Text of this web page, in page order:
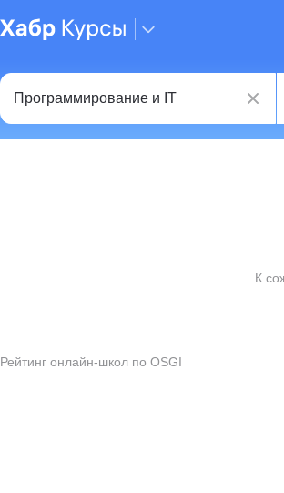
Рейтинг онлайн-школ по OSGI
К